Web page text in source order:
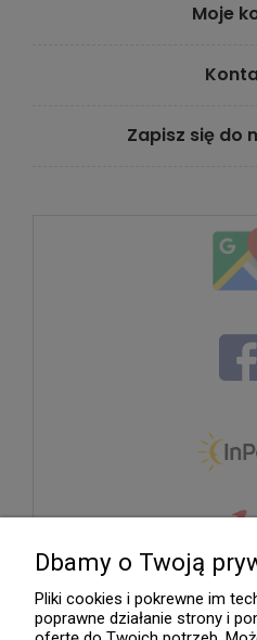
Moje
Zapisz się do
Dbamy o Twoją
Pliki cookies i pokrewne im
poprawne działanie strony i